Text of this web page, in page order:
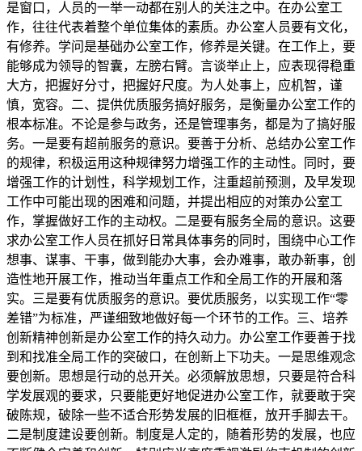
是窗口，人员的一举一动都在别人的关注之中。在办公室工
作，往往代表着整个单位集体的素质。办公室人员要有文化，
有修养。学问是基础办公室工作，修养是关键。在工作上，要
能够成为领导的智囊，左膀右臂。言谈举止上，应表现得稳重
大方，把握好分寸，把握好尺度。为人处事上，应机智，谨
慎，宽容。二、提供优质服务搞好服务，是衡量办公室工作的
根本标准。不论是参与政务，还是管理事务，都是为了搞好服
务。一是要有超前服务的意识。要善于分析、总结办公室工作
的规律，积极运用这种规律努力增强工作的主动性。同时，要
增强工作的计划性，科学规划工作，注重超前预测，及早发现
工作中可能出现的困难和问题，并提出相应的对策办公室工
作，掌握做好工作的主动权。二是要有服务全局的意识。这要
求办公室工作人员在抓好日常具体事务的同时，围绕中心工作
想事、谋事、干事，做到能办大事，会办难事，敢办新事，创
造性地开展工作，推动当年重点工作和全局工作的开展和落
实。三是要有优质服务的意识。要优质服务，以实现工作“零
差错”为标准，严谨细致地做好每一个环节的工作。三、培养
创新精神创新是办公室工作的持久动力。办公室工作要善于找
到和找准全局工作的突破口，在创新上下功夫。一是思维观念
要创新。思想是行动的总开关。必须解放思想，只要是符合科
学发展观的要求，只要能更好地促进办公室工作，就要敢于突
破陈规，破除一些不适合形势发展的旧框框，放开手脚去干。
二是制度建设要创新。制度是人定的，随着形势的发展，也应